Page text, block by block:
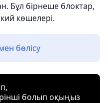
Бұл бірнеше блоктар,
көшелері.
бөлісу
болып оқыңыз